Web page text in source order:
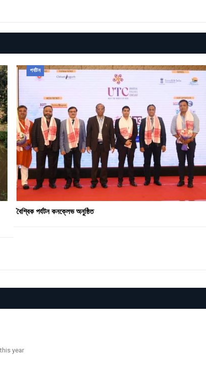
পৰ্যটন
বৈশ্বিক পৰ্যটন কনক্লেভ অনুষ্ঠিত
year